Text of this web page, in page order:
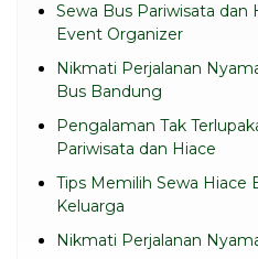
Sewa Bus Pariwisata dan
Event Organizer
Nikmati Perjalanan
Bus Bandung
Pengalaman Tak
Pariwisata dan Hiace
Tips Memilih Sewa Hiace
Keluarga
Nikmati Perjalanan